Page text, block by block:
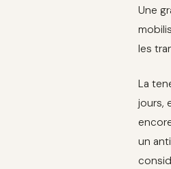
Une
les
La
jours,
un